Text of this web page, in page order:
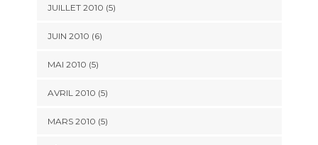
JUILLET 2010 (5)
JUIN 2010 (6)
MAI 2010 (5)
AVRIL 2010 (5)
MARS 2010 (5)